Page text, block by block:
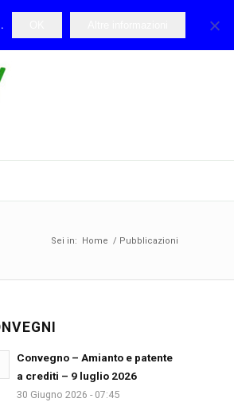
Sei in: Home / Pubblicazioni
Convegno – Amianto e patente
a crediti – 9 luglio 2026
30 Giugno 2026 - 07:45